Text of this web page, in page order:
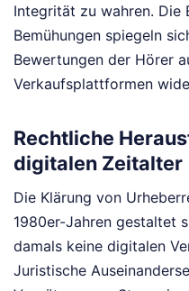
Integrität zu wahren. Die
Bemühungen spiegeln
Bewertungen der Hörer
Verkaufsplattformen
Rechtliche
digitalen Zeitalter
Die Klärung von
1980er-Jahren gestaltet
damals keine digitalen
Juristische